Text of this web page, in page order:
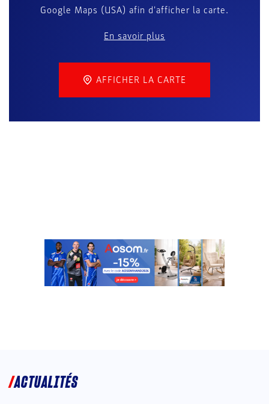
Google Maps (USA) afin d'afficher la carte.
En savoir plus
AFFICHER LA CARTE
ACTUALITÉS